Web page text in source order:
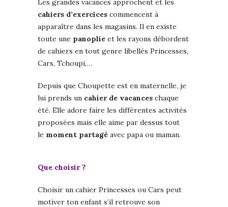
Les grandes vacances approchent et les
cahiers d’exercices commencent à
apparaître dans les magasins. Il en existe
toute une panoplie et les rayons débordent
de cahiers en tout genre libellés Princesses,
Cars, Tchoupi,…
Depuis que Choupette est en maternelle, je
lui prends un cahier de vacances chaque
été. Elle adore faire les différentes activités
proposées mais elle aime par dessus tout
le moment partagé avec papa ou maman.
Que choisir ?
Choisir un cahier Princesses ou Cars peut
motiver ton enfant s’il retrouve son